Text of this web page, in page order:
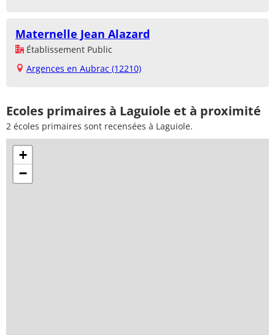
Maternelle Jean Alazard
Établissement Public
Argences en Aubrac (12210)
Ecoles primaires à Laguiole et à proximité
2 écoles primaires sont recensées à Laguiole.
+
−